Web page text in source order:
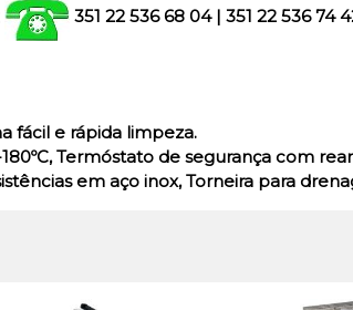
351 22 536 68 04 | 351 22 536 74
fácil e rápida limpeza.
Termóstato de segurança com
em aço inox, Torneira para